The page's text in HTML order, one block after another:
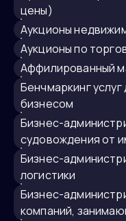
цены)
Аукционы
аукционы по
Аффилированный
Бенчмаркинг услуг для целей управления
бизнесом
бизнес-администрирование в области
судовождения от
бизнес-администрирование в сфере грузовой
логистики
бизнес-администрирование деятельностью
компаний,